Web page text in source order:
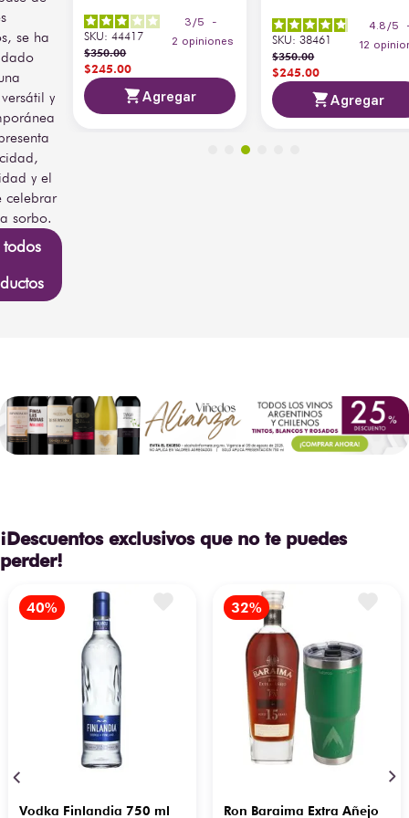
se ha
y
y el
celebrar
sorbo.
todos
/ 3 /5
-
2 opiniones
SKU:44417
$350.00
$245.00
Agregar
4.8 /5
12
SKU:38461
$350.00
$245.00
Agregar
¡Descuentos exclusivos que no te puedes
perder!
Vodka Finlandia 750 ml Ron Baraima Extra Añejo